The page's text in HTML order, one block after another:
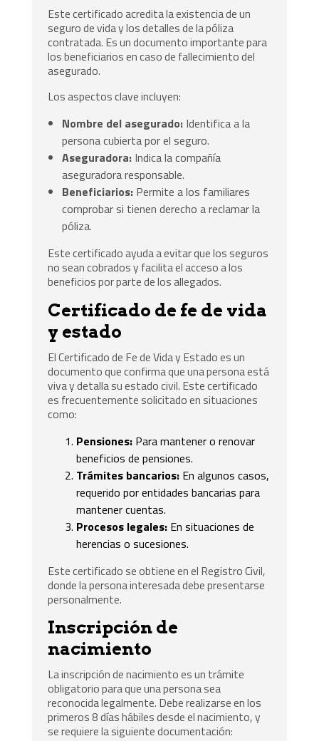
Este certificado acredita la existencia de un
seguro de vida y los detalles de la póliza
contratada. Es un documento importante para
los beneficiarios en caso de fallecimiento del
asegurado.
Los aspectos clave incluyen:
Nombre del asegurado: Identifica a la
persona cubierta por el seguro.
Aseguradora: Indica la compañía
aseguradora responsable.
Beneficiarios: Permite a los familiares
comprobar si tienen derecho a reclamar la
póliza.
Este certificado ayuda a evitar que los seguros
no sean cobrados y facilita el acceso a los
beneficios por parte de los allegados.
Certificado de fe de vida
y estado
El Certificado de Fe de Vida y Estado es un
documento que confirma que una persona está
viva y detalla su estado civil. Este certificado
es frecuentemente solicitado en situaciones
como:
Pensiones: Para mantener o renovar
beneficios de pensiones.
Trámites bancarios: En algunos casos,
requerido por entidades bancarias para
mantener cuentas.
Procesos legales: En situaciones de
herencias o sucesiones.
Este certificado se obtiene en el Registro Civil,
donde la persona interesada debe presentarse
personalmente.
Inscripción de
nacimiento
La inscripción de nacimiento es un trámite
obligatorio para que una persona sea
reconocida legalmente. Debe realizarse en los
primeros 8 días hábiles desde el nacimiento, y
se requiere la siguiente documentación: